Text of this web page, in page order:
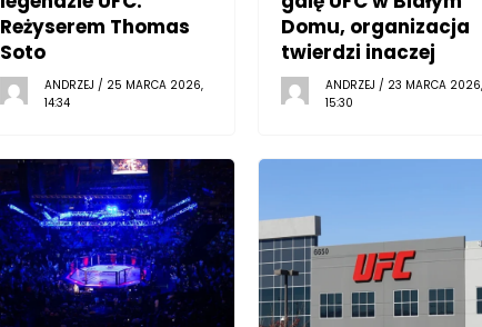
Reżyserem Thomas
Soto
ANDRZEJ / 25 MARCA 2026,
14:34
Domu, organizacja
twierdzi inaczej
ANDRZEJ / 23 MARCA 2026,
15:30